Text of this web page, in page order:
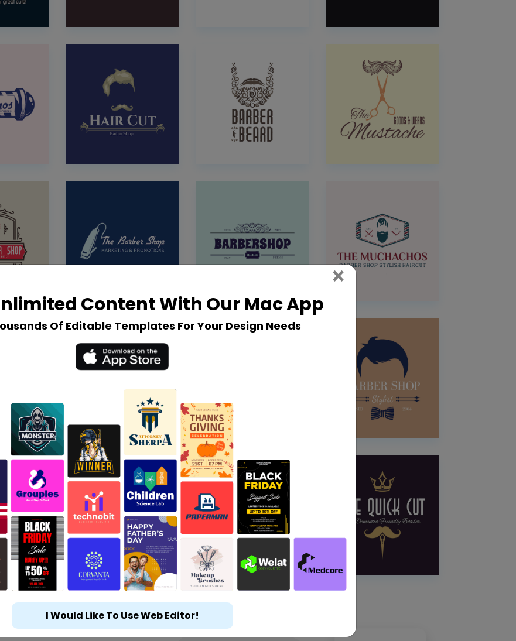
Content With Our Mac App
Of Editable Templates For Your Design Needs
× Close
I Would Like To Use Web Editor!